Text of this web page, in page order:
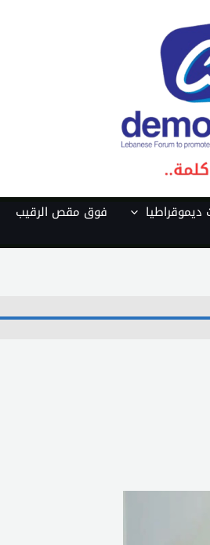
ديموقراطيا فوق مقص الرقيب